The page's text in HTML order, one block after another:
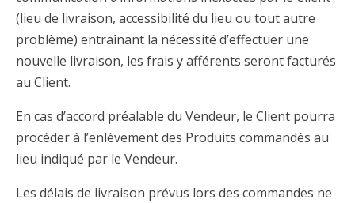
(lieu de livraison, accessibilité du lieu ou tout autre
problème) entraînant la nécessité d’effectuer une
nouvelle livraison, les frais y afférents seront facturés
au Client.
En cas d’accord préalable du Vendeur, le Client pourra
procéder à l’enlèvement des Produits commandés au
lieu indiqué par le Vendeur.
Les délais de livraison prévus lors des commandes ne